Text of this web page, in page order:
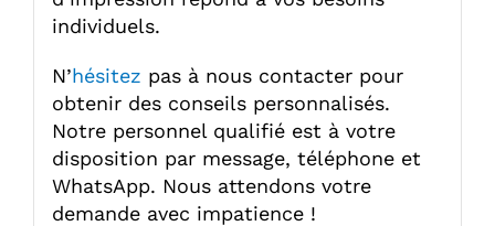
individuels.
N’hésitez pas à nous contacter pour
obtenir des conseils personnalisés.
Notre personnel qualifié est à votre
disposition par message, téléphone et
WhatsApp. Nous attendons votre
demande avec impatience !